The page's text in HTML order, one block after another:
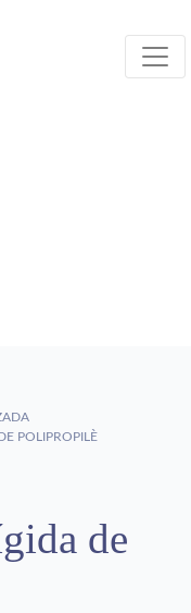
POLIPROPILÈ
de